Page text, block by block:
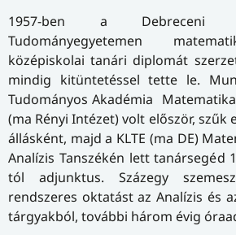
1957-ben a Debreceni
Tudományegyetemen
középiskolai tanári diplomát
mindig kitüntetéssel tette le.
Tudományos Akadémia
(ma Rényi Intézet) volt először, szűk
állásként, majd a KLTE (ma DE)
Analízis Tanszékén lett tanársegéd
tól adjunktus. Százegy
rendszeres oktatást az Analízis és
tárgyakból, további három évig